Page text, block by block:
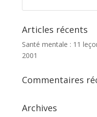
Articles récents
Santé mentale : 11
2001
Commentaires
Archives